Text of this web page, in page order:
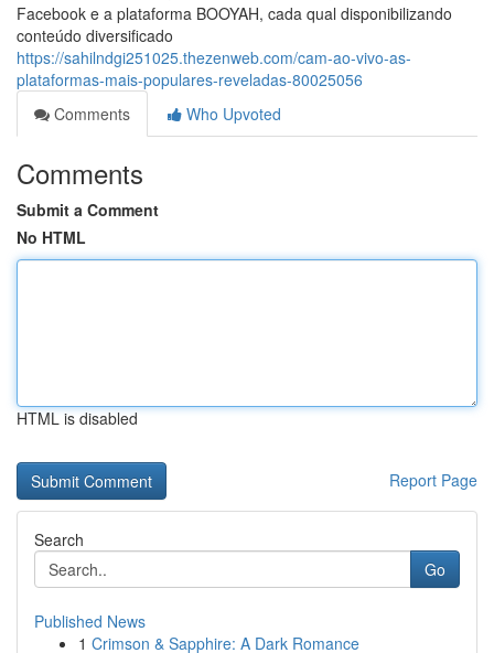
Facebook e a plataforma BOOYAH, cada qual disponibilizando
conteúdo diversificado
https://sahilndgi251025.thezenweb.com/cam-ao-vivo-as-
plataformas-mais-populares-reveladas-80025056
Comments
Who Upvoted
Comments
Submit a Comment
No HTML
HTML is disabled
Report Page
Search
Go
Published News
1 Crimson & Sapphire: A Dark Romance